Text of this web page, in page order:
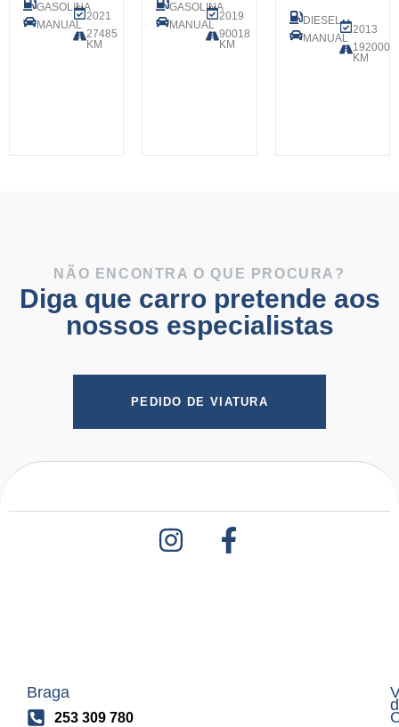
GASOLINA
MANUAL
2021
27485
KM
GASOLINA
MANUAL
2019
90018
KM
DIESEL
MANUAL
2013
192000
KM
NÃO ENCONTRA O QUE PROCURA?
Diga que carro pretende aos
nossos especialistas
PEDIDO DE VIATURA
Braga
253 309 780